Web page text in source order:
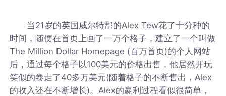
当21岁的英国威尔特郡的Alex Tew花了十分种的
时间，随便在首页上画了一万个格子，建立了一个叫做
The Million Dollar Homepage (百万首页)的个人网站
后，通过每个格子以100美元的价格出售，他居然开玩
笑似的卷走了40多万美元(随着格子的不断售出，Alex
的收入还在不断增长)。Alex的赢利过程看似很简单，